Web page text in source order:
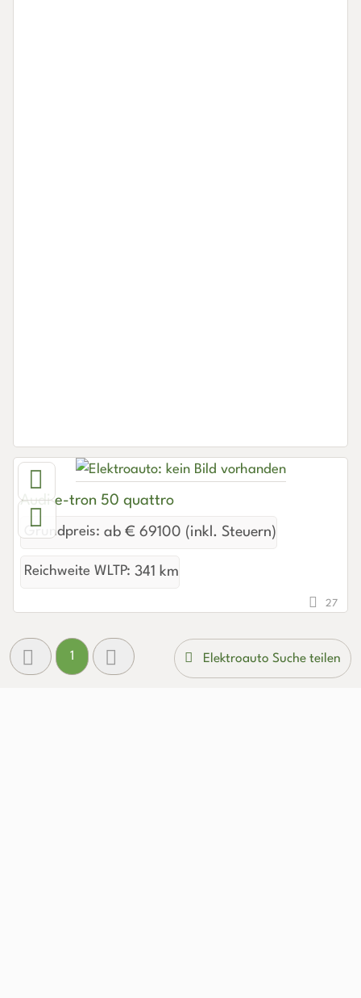
Audi e-tron 50 quattro
Grundpreis: ab € 69100 (inkl. Steuern)
Reichweite WLTP: 341 km
27
1 Elektroauto Suche teilen